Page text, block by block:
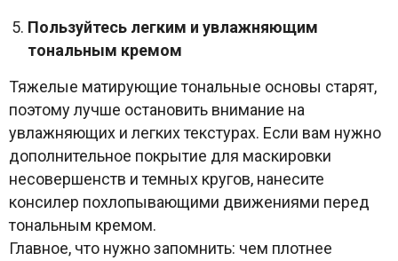
Пользуйтесь легким и увлажняющим
тональным кремом
Тяжелые матирующие тональные основы старят,
поэтому лучше остановить внимание на
увлажняющих и легких текстурах. Если вам нужно
дополнительное покрытие для маскировки
несовершенств и темных кругов, нанесите
консилер похлопывающими движениями перед
тональным кремом.
Главное, что нужно запомнить: чем плотнее